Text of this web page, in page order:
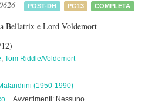
POST-DH PG13 COMPLETA
Bellatrix e Lord Voldemort
, Tom Riddle/Voldemort
(1950-1990)
Avvertimenti: Nessuno